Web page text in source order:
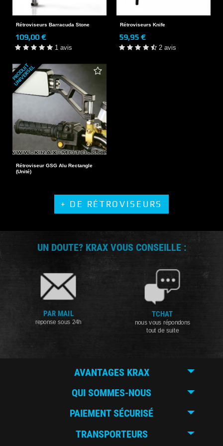
Rétroviseurs Barracuda Stone
109,00 €
1 avis
Rétroviseurs Knife
59,95 €
2 avis
P
R
O
D
U
I
T
U
N
I
V
E
R
S
E
L
Rétroviseur GSG Alu Rectangle
(Unité)
+ DE RÉTROVISEURS
UN DOUTE? KRAX VOUS CONSEILLE :
PAR MAIL
reponse sous 24h
TCHAT
nous vous répondons
tout de suite
AVANTAGES KRAX
QUI SOMMES-NOUS
PAIEMENT SÉCURISÉ
TRANSPORTEURS